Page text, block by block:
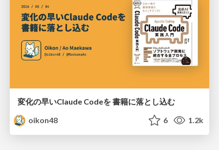
変化の早いClaude Codeを 書籍に落とし込む
oikon48
6 1.2k